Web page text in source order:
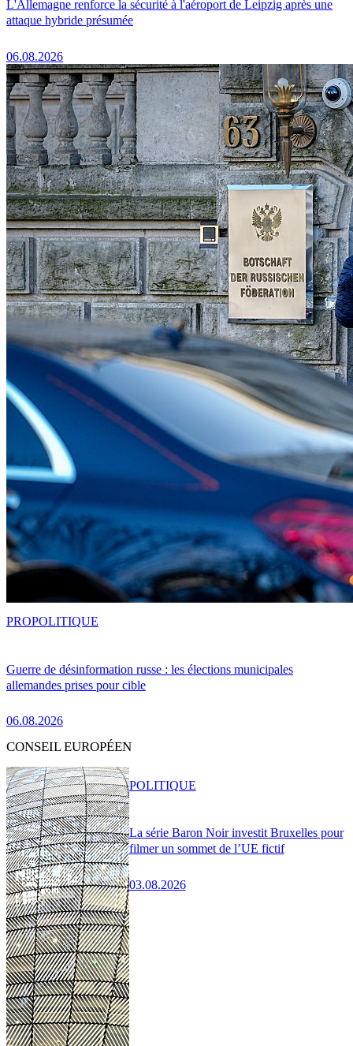
L'Allemagne renforce la sécurité à l'aéroport de Leipzig après une
attaque hybride présumée
06.08.2026
Guerre de désinformation russe : les élections municipales
allemandes prises pour cible
06.08.2026
PROPOLITIQUE
CONSEIL EUROPÉEN
La série Baron Noir investit Bruxelles pour
filmer un sommet de l’UE fictif
03.08.2026
POLITIQUE